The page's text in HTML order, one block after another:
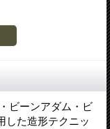
ビーンアダム・ビ
した造形テクニッ